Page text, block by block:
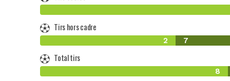
Tirs hors cadre
2 7
Total tirs
8